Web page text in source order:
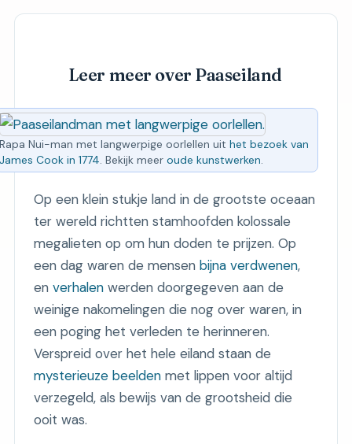
Leer meer over Paaseiland
Rapa Nui-man met langwerpige oorlellen uithet bezoek van
James Cook in 1774. Bekijk meeroude kunstwerken.
Op een klein stukje land in de grootste oceaan
ter wereld richtten stamhoofden kolossale
megalieten op om hun doden te prijzen. Op
een dag waren de mensen bijna verdwenen,
en verhalenwerden doorgegeven aan de
weinige nakomelingen die nog over waren, in
een poging het verleden te herinneren.
Verspreid over het hele eiland staan ​​de
mysterieuze beeldenmet lippen voor altijd
verzegeld, als bewijs van de grootsheid die
ooit was.